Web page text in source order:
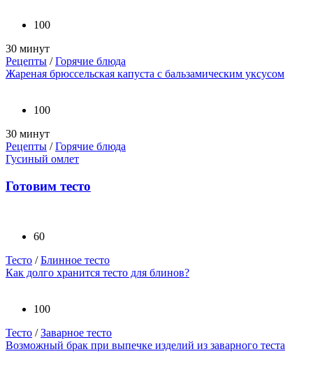
100
30 минут
Рецепты /Горячие блюда
Жареная брюссельская капуста с бальзамическим уксусом
100
30 минут
Рецепты /Горячие блюда
Гусиный омлет
Готовим тесто
60
Тесто /Блинное тесто
Как долго хранится тесто для блинов?
100
Тесто /Заварное тесто
Возможный брак при выпечке изделий из заварного теста